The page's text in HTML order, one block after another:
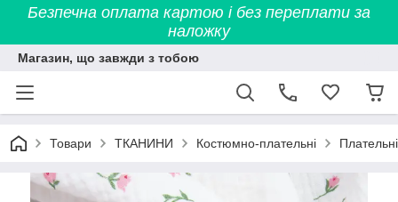
Безпечна оплата картою і без переплати за
наложку
Магазин, що завжди з тобою
Товари ТКАНИНИ Костюмно-плательні Плательні